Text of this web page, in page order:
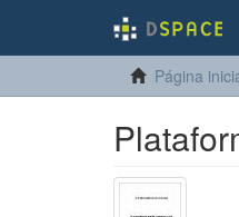
Página